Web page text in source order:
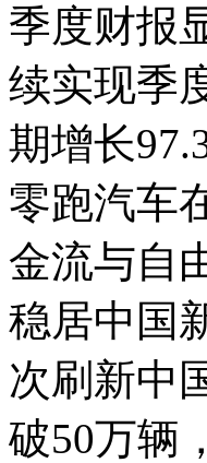
季度财报
续实现季
期增长
零跑汽车
金流与自
稳居中国
次刷新中
破50万辆